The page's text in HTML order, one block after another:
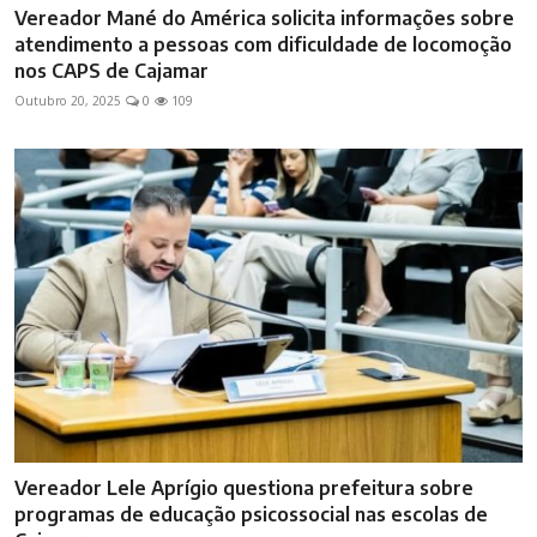
Vereador Mané do América solicita informações sobre
atendimento a pessoas com dificuldade de locomoção
nos CAPS de Cajamar
Outubro 20, 2025 0 109
Vereador Lele Aprígio questiona prefeitura sobre
programas de educação psicossocial nas escolas de